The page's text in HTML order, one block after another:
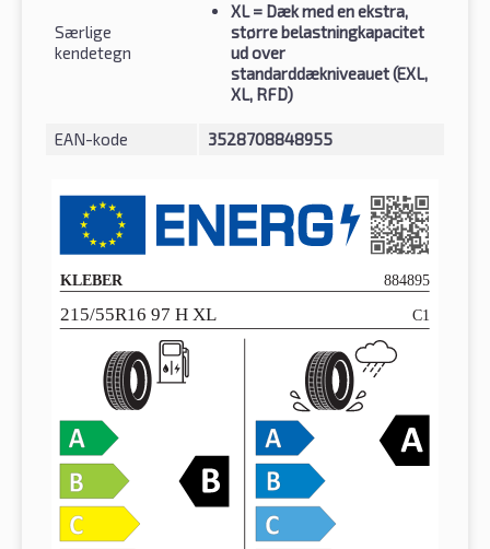
Særlige
kendetegn
XL= Dæk med en ekstra,
større belastningkapacitet
ud over
standarddækniveauet (EXL,
XL, RFD)
EAN-kode 3528708848955